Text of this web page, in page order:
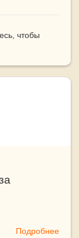
, чтобы
Подробнее